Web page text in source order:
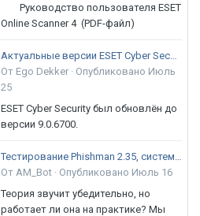
Руководство пользователя ESET
Online Scanner 4 (PDF-файл)
Актуальные версии ESET Cyber Security 9
От Ego Dekker · Опубликовано Июль
25
ESET Cyber Security был обновлён до
версии 9.0.6700.
Тестирование Phishman 2.35, системы повышения осведомлённости пользователей в сфере ИБ
От AM_Bot · Опубликовано Июль 16
Теория звучит убедительно, но
работает ли она на практике? Мы